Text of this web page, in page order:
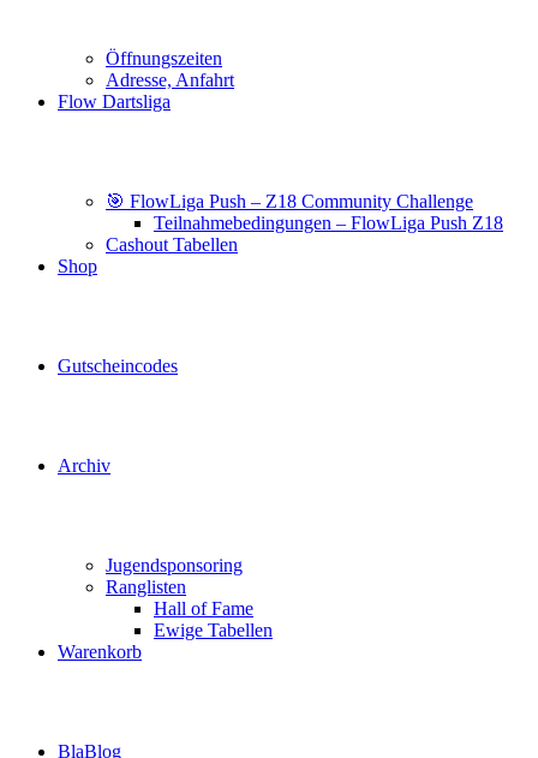
Öffnungszeiten
Adresse, Anfahrt
Flow Dartsliga
🎯 FlowLiga Push – Z18 Community Challenge
Teilnahmebedingungen – FlowLiga Push Z18
Cashout Tabellen
Shop
Gutscheincodes
Archiv
Jugendsponsoring
Ranglisten
Hall of Fame
Ewige Tabellen
Warenkorb
BlaBlog